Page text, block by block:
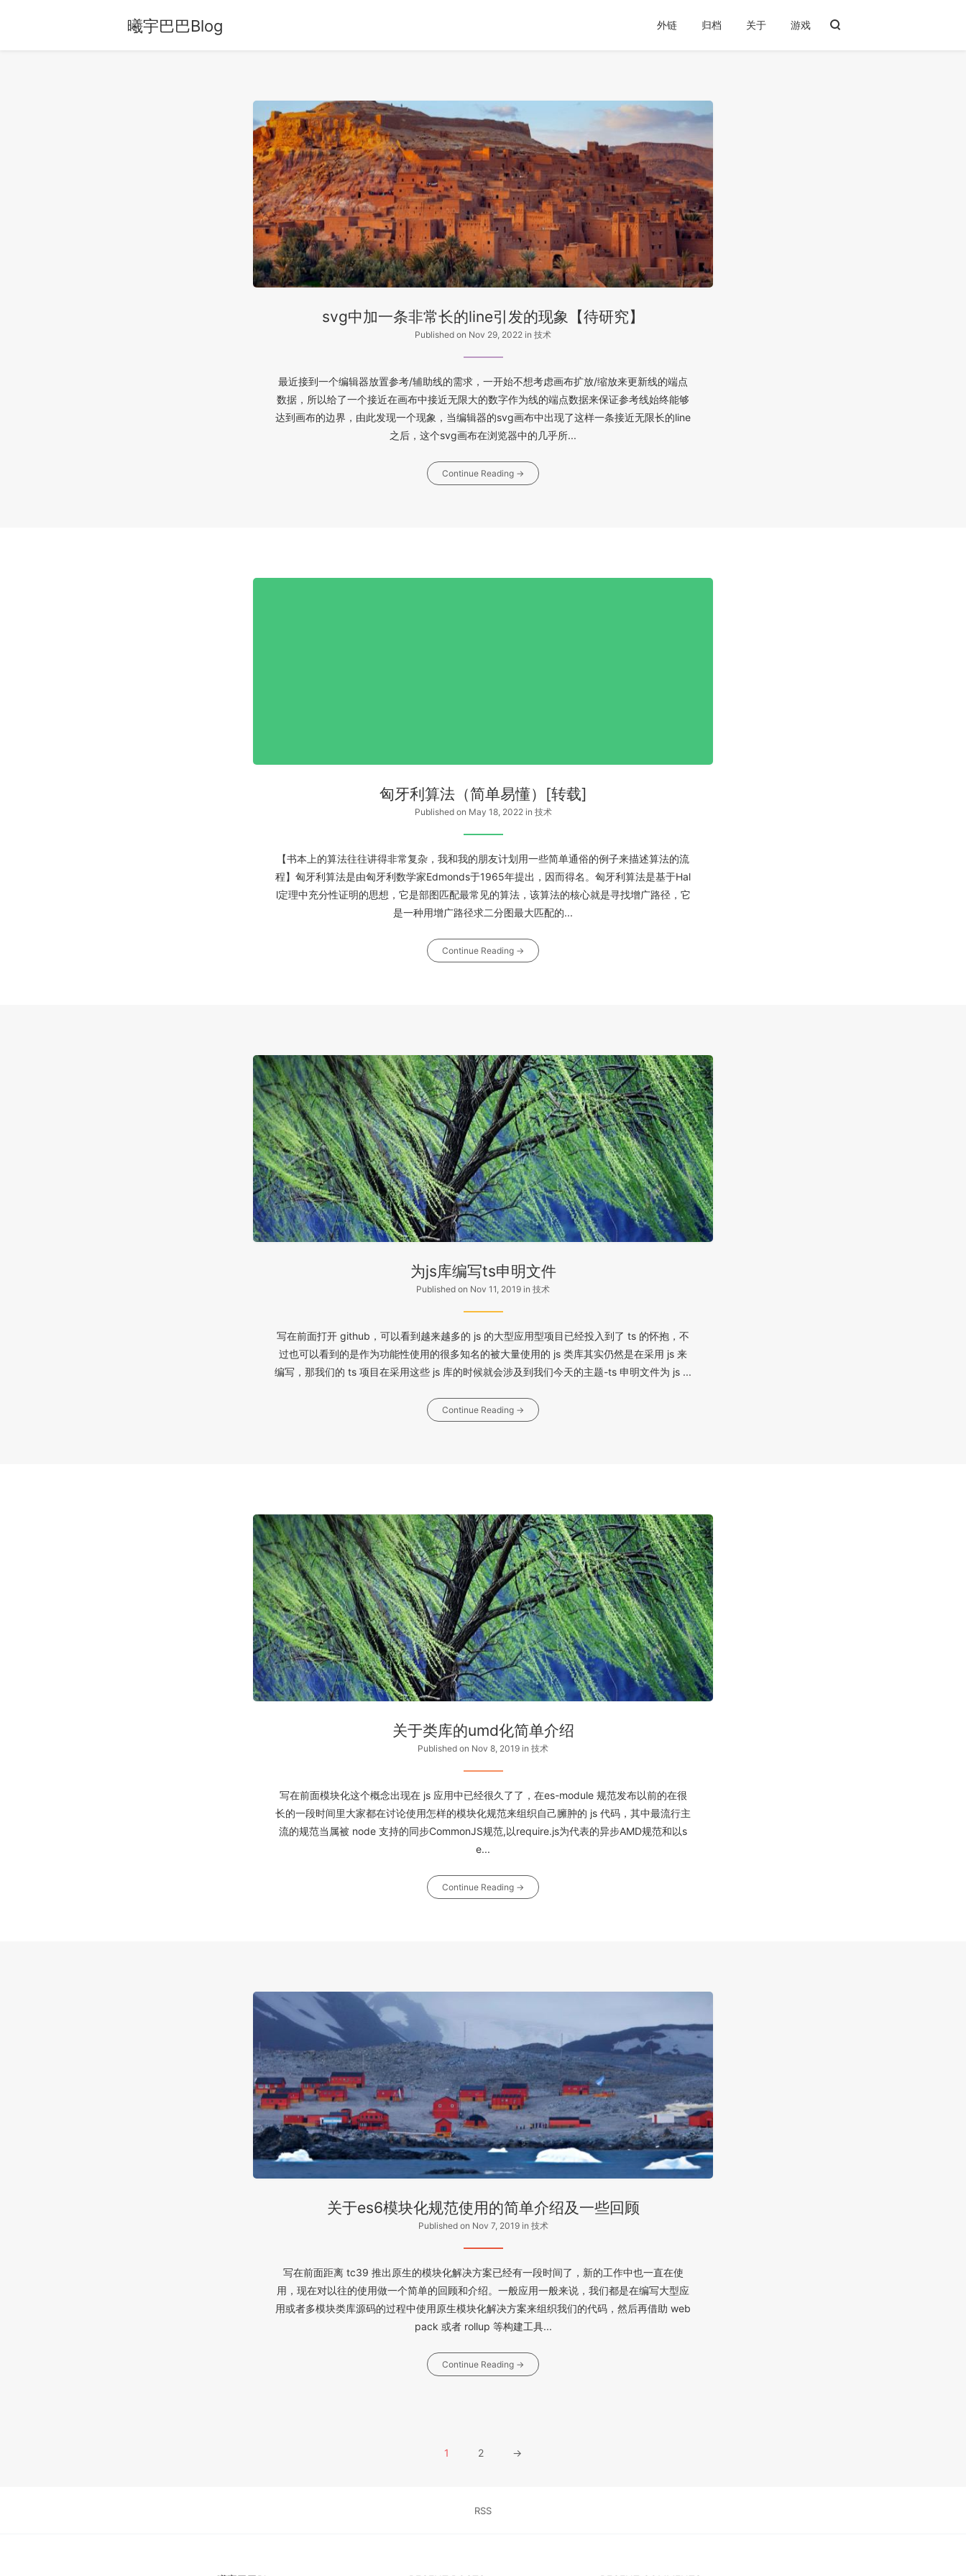
曦宇巴巴Blog 外链 归档 关于 游戏
svg中加一条非常长的line引发的现象【待研究】
Published on Nov 29, 2022 in 技术
最近接到一个编辑器放置参考/辅助线的需求，一开始不想考虑画布扩放/缩放来更新线的端点
数据，所以给了一个接近在画布中接近无限大的数字作为线的端点数据来保证参考线始终能够
达到画布的边界，由此发现一个现象，当编辑器的svg画布中出现了这样一条接近无限长的line
之后，这个svg画布在浏览器中的几乎所...
Continue Reading →
匈牙利算法（简单易懂）[转载]
Published on May 18, 2022in 技术
【书本上的算法往往讲得非常复杂，我和我的朋友计划用一些简单通俗的例子来描述算法的流
程】匈牙利算法是由匈牙利数学家Edmonds于1965年提出，因而得名。匈牙利算法是基于Hal
l定理中充分性证明的思想，它是部图匹配最常见的算法，该算法的核心就是寻找增广路径，它
是一种用增广路径求二分图最大匹配的...
Continue Reading →
为js库编写ts申明文件
Published on Nov 11, 2019 in 技术
写在前面打开 github，可以看到越来越多的 js 的大型应用型项目已经投入到了 ts 的怀抱，不
过也可以看到的是作为功能性使用的很多知名的被大量使用的 js 类库其实仍然是在采用 js 来
编写，那我们的 ts 项目在采用这些 js 库的时候就会涉及到我们今天的主题-ts 申明文件为 js ...
Continue Reading →
关于类库的umd化简单介绍
Published on Nov 8, 2019 in 技术
写在前面模块化这个概念出现在 js 应用中已经很久了了，在es-module 规范发布以前的在很
长的一段时间里大家都在讨论使用怎样的模块化规范来组织自己臃肿的 js 代码，其中最流行主
流的规范当属被 node 支持的同步CommonJS规范,以require.js为代表的异步AMD规范和以s
e...
Continue Reading →
关于es6模块化规范使用的简单介绍及一些回顾
Published on Nov 7, 2019in 技术
写在前面距离 tc39 推出原生的模块化解决方案已经有一段时间了，新的工作中也一直在使
用，现在对以往的使用做一个简单的回顾和介绍。一般应用一般来说，我们都是在编写大型应
用或者多模块类库源码的过程中使用原生模块化解决方案来组织我们的代码，然后再借助 web
pack 或者 rollup 等构建工具...
Continue Reading →
1 2 →
RSS